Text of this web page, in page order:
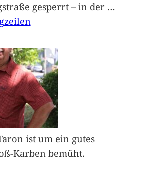
gesperrt – in der …
ist um ein gutes
Karben bemüht.